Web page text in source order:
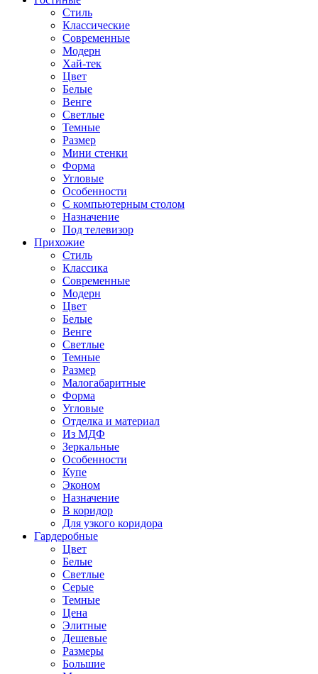
Стиль
Классические
Современные
Модерн
Хай-тек
Цвет
Белые
Венге
Светлые
Темные
Размер
Мини стенки
Форма
Угловые
Особенности
С компьютерным столом
Назначение
Под телевизор
Прихожие
Стиль
Классика
Современные
Модерн
Цвет
Белые
Венге
Светлые
Темные
Размер
Малогабаритные
Форма
Угловые
Отделка и материал
Из МДФ
Зеркальные
Особенности
Купе
Эконом
Назначение
В коридор
Для узкого коридора
Гардеробные
Цвет
Белые
Светлые
Серые
Темные
Цена
Элитные
Дешевые
Размеры
Большие